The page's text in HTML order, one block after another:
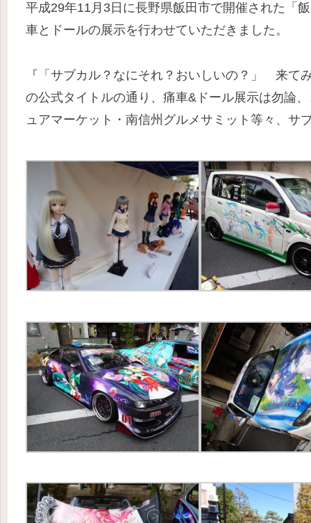
平成29年11月3日に長野県飯田市で開催された「
車とドールの展示を行わせていただきました。
『「サブカル？なにそれ？おいしいの？」 来て
の公式タイトルの通り、痛車&ドール展示は勿論
ュアマーケット・南信州グルメサミット等々、サ